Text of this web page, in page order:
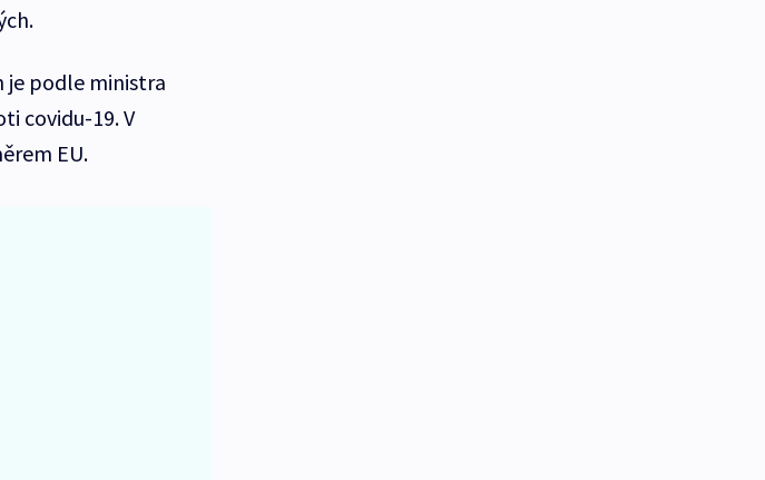
je podle ministra
covidu-19. V
EU.